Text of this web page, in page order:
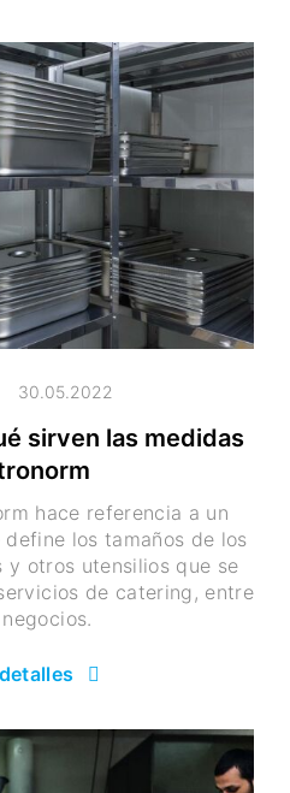
30.05.2022
sirven las medidas
hace referencia a un
los tamaños de los
y otros utensilios que se
de catering, entre